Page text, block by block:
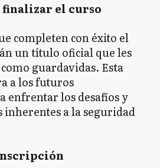
el curso
completen con éxito el
un título oficial que les
guardavidas. Esta
a los futuros
enfrentar los desafíos y
inherentes a la seguridad